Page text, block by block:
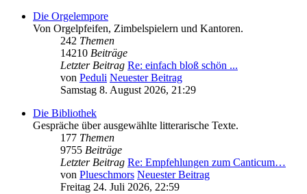
Die Orgelempore
Von Orgelpfeifen, Zimbelspielern und Kantoren.
242 Themen
14210 Beiträge
Letzter Beitrag Re: einfach bloß schön ...
von Peduli Neuester Beitrag
Samstag 8. August 2026, 21:29
Die Bibliothek
Gespräche über ausgewählte litterarische Texte.
177 Themen
9755 Beiträge
Letzter Beitrag Re: Empfehlungen zum Canticum…
von Plueschmors Neuester Beitrag
Freitag 24. Juli 2026, 22:59